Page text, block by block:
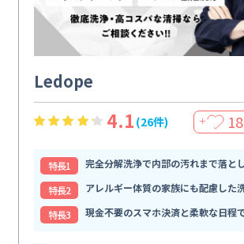
Ledope
4.1 (26件) ＋ 18
特⻑1
特⻑2
特⻑3